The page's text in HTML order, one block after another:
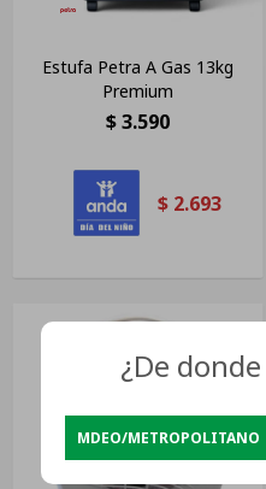
Estufa Petra A Gas 13kg
Premium
$3.590
$ 2.693
¿De
MDEO/METROPOLITANO